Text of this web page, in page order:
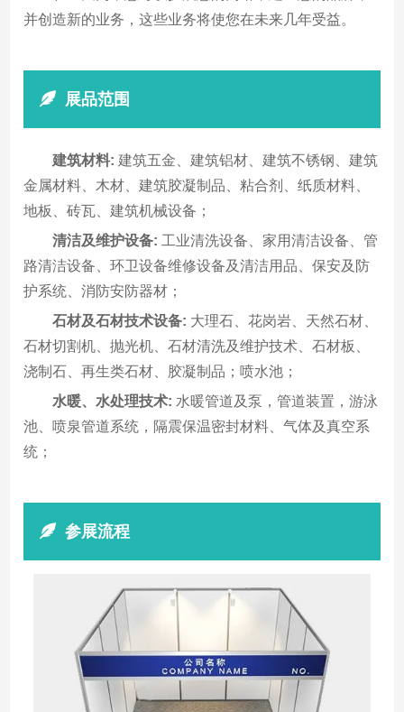
并创造新的业务，这些业务将使您在未来几年受益。
展品范围
建筑材料: 建筑五金、建筑铝材、建筑不锈钢、建筑
金属材料、木材、建筑胶凝制品、粘合剂、纸质材料、
地板、砖瓦、建筑机械设备；
清洁及维护设备: 工业清洗设备、家用清洁设备、管
路清洁设备、环卫设备维修设备及清洁用品、保安及防
护系统、消防安防器材；
石材及石材技术设备: 大理石、花岗岩、天然石材、
石材切割机、抛光机、石材清洗及维护技术、石材板、
浇制石、再生类石材、胶凝制品；喷水池；
水暖、水处理技术: 水暖管道及泵，管道装置，游泳
池、喷泉管道系统，隔震保温密封材料、气体及真空系
统；
参展流程